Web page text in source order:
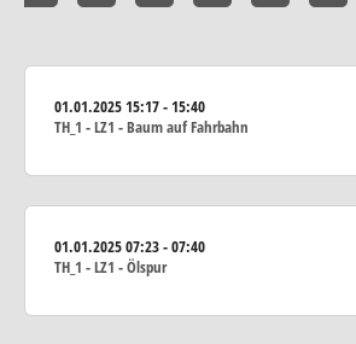
01.01.202515:17 - 15:40
TH_1 - LZ1 - Baum auf Fahrbahn
01.01.202507:23 - 07:40
TH_1 - LZ1 - Ölspur